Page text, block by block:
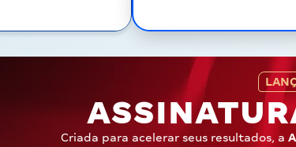
Criada para acelerar seus resultados, a